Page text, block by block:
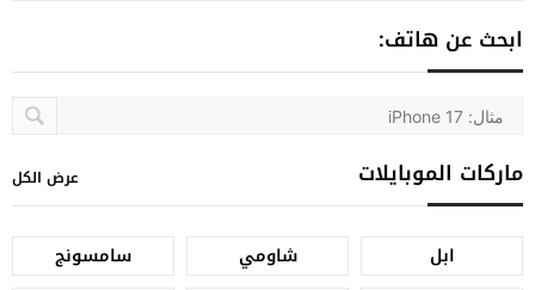
ابحث عن هاتف:
ماركات الموبايلات عرض الكل
ابل شاومي
سامسونج